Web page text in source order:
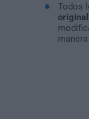
Todos
original
manera